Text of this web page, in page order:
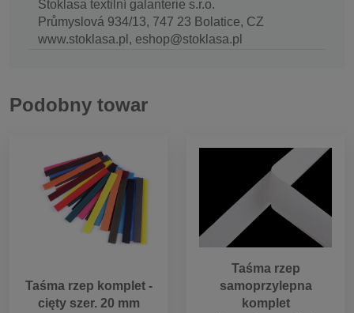
Stoklasa textilní galanterie s.r.o.
Průmyslová 934/13, 747 23 Bolatice, CZ
www.stoklasa.pl, eshop@stoklasa.pl
Podobny towar
Taśma rzep komplet -
cięty szer. 20 mm
Taśma rzep
samoprzylepna
komplet